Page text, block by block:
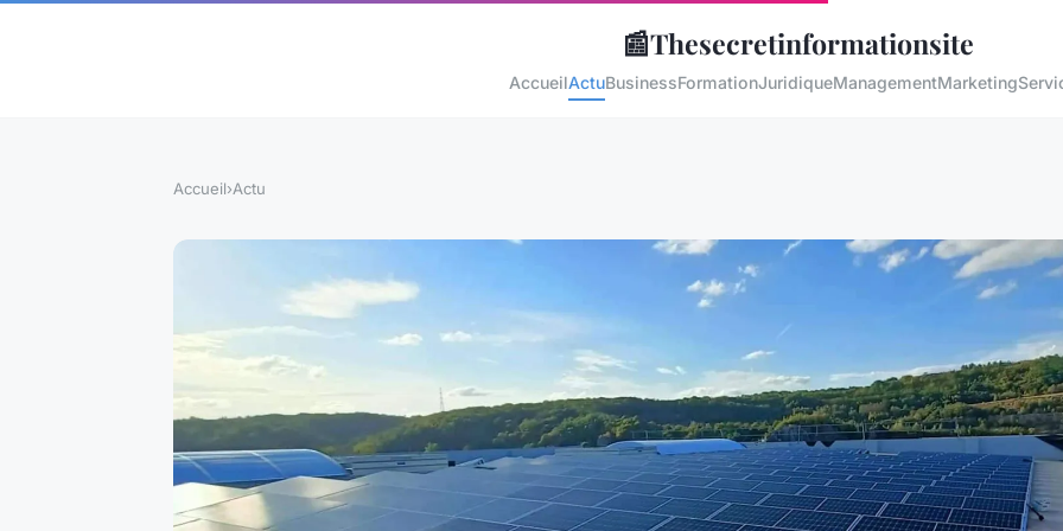
📰Thesecretinformationsite
AccueilActuBusinessFormationJuridiqueManagementMarketing
Accueil›Actu